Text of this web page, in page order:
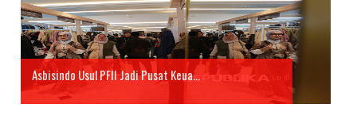
Asbisindo Usul PFII Jadi Pusat Keua...